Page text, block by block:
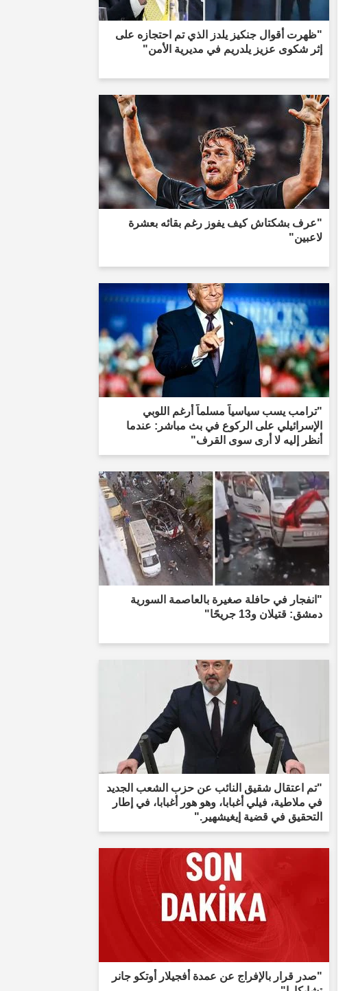
"ظهرت أقوال جنكيز يلدز الذي تم احتجازه على
إثر شكوى عزيز يلدريم في مديرية الأمن"
"عرف بشكتاش كيف يفوز رغم بقائه بعشرة
لاعبين"
"ترامب يسب سياسياً مسلماً أرغم اللوبي
الإسرائيلي على الركوع في بث مباشر: عندما
أنظر إليه لا أرى سوى القرف"
"انفجار في حافلة صغيرة بالعاصمة السورية
دمشق: قتيلان و13 جريحًا"
"تم اعتقال شقيق النائب عن حزب الشعب الجديد
في ملاطية، فيلي أغبابا، وهو هور أغبابا، في إطار
التحقيق في قضية إيغيشهير."
"صدر قرار بالإفراج عن عمدة أفجيلار أوتكو جانر